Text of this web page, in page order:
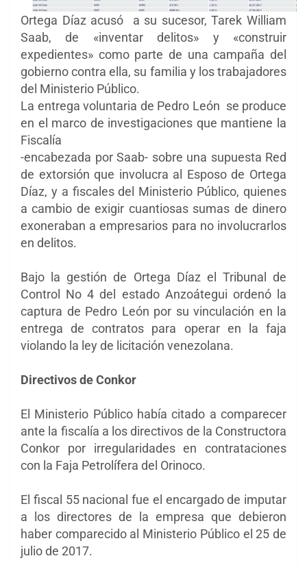
Ortega Díaz acusó a su sucesor, Tarek William
Saab, de «inventar delitos» y «construir
expedientes» como parte de una campaña del
gobierno contra ella, su familia y los trabajadores
del Ministerio Público.
La entrega voluntaria de Pedro León se produce
en el marco de investigaciones que mantiene la
Fiscalía
-encabezada por Saab- sobre una supuesta Red
de extorsión que involucra al Esposo de Ortega
Díaz, y a fiscales del Ministerio Público, quienes
a cambio de exigir cuantiosas sumas de dinero
exoneraban a empresarios para no involucrarlos
en delitos.
Bajo la gestión de Ortega Díaz el Tribunal de
Control No 4 del estado Anzoátegui ordenó la
captura de Pedro León por su vinculación en la
entrega de contratos para operar en la faja
violando la ley de licitación venezolana.
Directivos de Conkor
El Ministerio Público había citado a comparecer
ante la fiscalía a los directivos de la Constructora
Conkor por irregularidades en contrataciones
con la Faja Petrolífera del Orinoco.
El fiscal 55 nacional fue el encargado de imputar
a los directores de la empresa que debieron
haber comparecido al Ministerio Público el 25 de
julio de 2017.